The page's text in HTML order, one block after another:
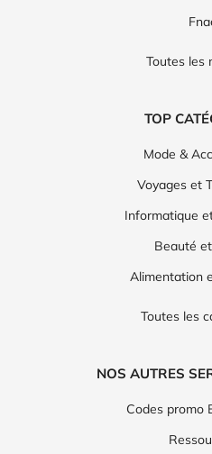
Toutes les
TOP
Mode &
Voyages et
Informatique
Beauté
Alimentation
Toutes les
NOS AUTRES
Codes promo